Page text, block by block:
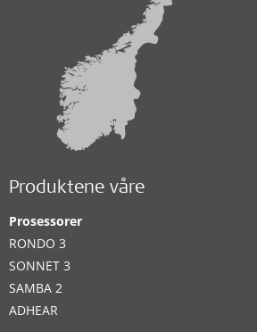
Produktene våre
Prosessorer
RONDO 3
SONNET 3
SAMBA 2
ADHEAR